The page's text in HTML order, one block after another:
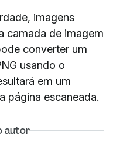
imagens
camada de imagem
converter um
usando o
em um
página escaneada.
autor